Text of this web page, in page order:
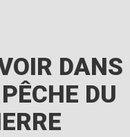
DANS
DU